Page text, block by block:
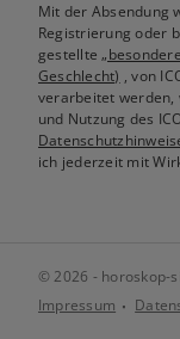
Mit der Absendung
Registrierung oder
gestellte
Geschlecht) , von
verarbeitet werden,
und Nutzung des
ich jederzeit mit
© 2026 - horoskop-
Impressum